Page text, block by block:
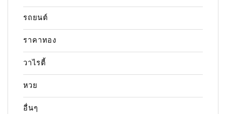
รถยนต์
ราคาทอง
วาไรตี้
หวย
อื่นๆ